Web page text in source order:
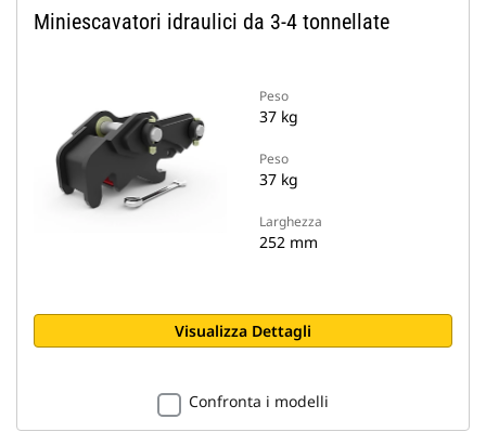
Miniescavatori idraulici da 3-4 tonnellate
Peso
37 kg
Peso
37 kg
Larghezza
252 mm
Visualizza Dettagli
Confronta i modelli